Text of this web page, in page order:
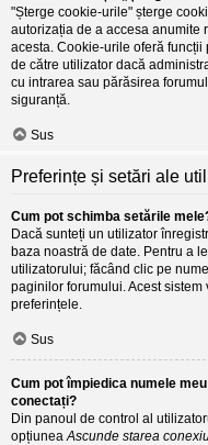
"Șterge cookie-urile" șterge
autorizația de a accesa anumite
acesta. Cookie-urile oferă
de către utilizator dacă
cu intrarea sau părăsirea
siguranță.
Sus
Preferințe și setări ale
Cum pot schimba setările
Dacă sunteți un utilizator
baza noastră de date. Pentru a
utilizatorului; făcând clic pe
paginilor forumului. Acest
preferințele.
Sus
Cum pot împiedica numele
conectați?
Din panoul de control al
opțiuneaAscunde starea